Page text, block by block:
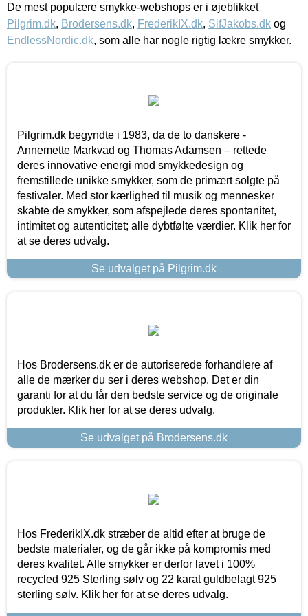
De mest populære smykke-webshops er i øjeblikket
Pilgrim.dk, Brodersens.dk, FrederikIX.dk, SifJakobs.dk og
EndlessNordic.dk, som alle har nogle rigtig lækre smykker.
Pilgrim.dk begyndte i 1983, da de to danskere -
Annemette Markvad og Thomas Adamsen – rettede
deres innovative energi mod smykkedesign og
fremstillede unikke smykker, som de primært solgte på
festivaler. Med stor kærlighed til musik og mennesker
skabte de smykker, som afspejlede deres spontanitet,
intimitet og autenticitet; alle dybtfølte værdier. Klik her for
at se deres udvalg.
Se udvalget på Pilgrim.dk
Hos Brodersens.dk er de autoriserede forhandlere af
alle de mærker du ser i deres webshop. Det er din
garanti for at du får den bedste service og de originale
produkter. Klik her for at se deres udvalg.
Se udvalget på Brodersens.dk
Hos FrederikIX.dk stræber de altid efter at bruge de
bedste materialer, og de går ikke på kompromis med
deres kvalitet. Alle smykker er derfor lavet i 100%
recycled 925 Sterling sølv og 22 karat guldbelagt 925
sterling sølv. Klik her for at se deres udvalg.